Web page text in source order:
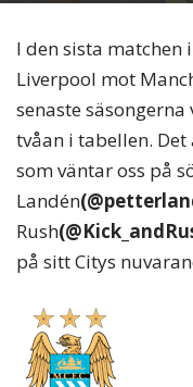
I den sista
Liverpool mot
senaste
tvåan i tabellen.
som väntar oss på
Landén
Rush
på sitt Citys